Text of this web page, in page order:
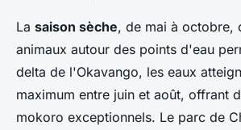
La saison sèche, de mai à octobre,
animaux autour des points d'eau
delta de l'Okavango, les eaux
maximum entre juin et août, offrant
mokoro exceptionnels. Le parc de